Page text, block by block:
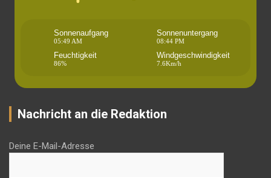
Sonnenaufgang
05:49 AM
Sonnenuntergang
08:44 PM
Feuchtigkeit
86%
Windgeschwindigkeit
7.6Km/h
Nachricht an die Redaktion
Deine E-Mail-Adresse